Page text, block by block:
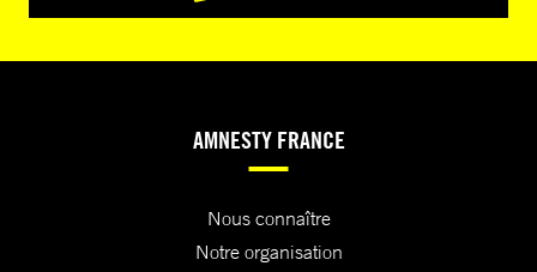
AMNESTY FRANCE
Nous connaître
Notre organisation